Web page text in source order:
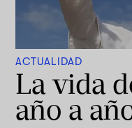
ACTUALIDAD
La vida
año a